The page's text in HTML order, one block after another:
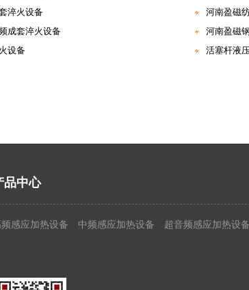
淬火设备
河南盈磁
成套淬火设备
河南盈磁
设备
活塞杆液
品中心
频感应加热设备 中频感应加热设备 超音频感应加热设备